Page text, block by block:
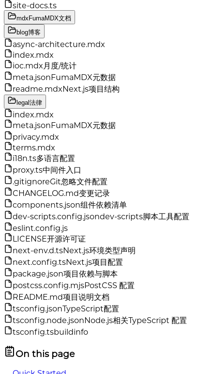
site-docs.ts
mdxFumaMDX文档
blog博客
async-architecture.mdx
index.mdx
ioc.mdx 月度/统计
meta.jsonFumaMDX元数据
readme.mdxNext.js项目结构
legal法律
index.mdx
meta.jsonFumaMDX元数据
privacy.mdx
terms.mdx
i18n.ts多语言配置
proxy.ts中间件入口
.gitignoreGit忽略文件配置
CHANGELOG.md变更记录
components.json组件依赖清单
dev-scripts.config.jsondev-scripts脚本工具配置
eslint.config.js
LICENSE开源许可证
next-env.d.tsNext.js环境类型声明
next.config.tsNext.js项目配置
package.json项目依赖与脚本
postcss.config.mjsPostCSS 配置
README.md项目说明文档
tsconfig.jsonTypeScript配置
tsconfig.node.jsonNode.js相关TypeScript 配置
tsconfig.tsbuildinfo
On this page